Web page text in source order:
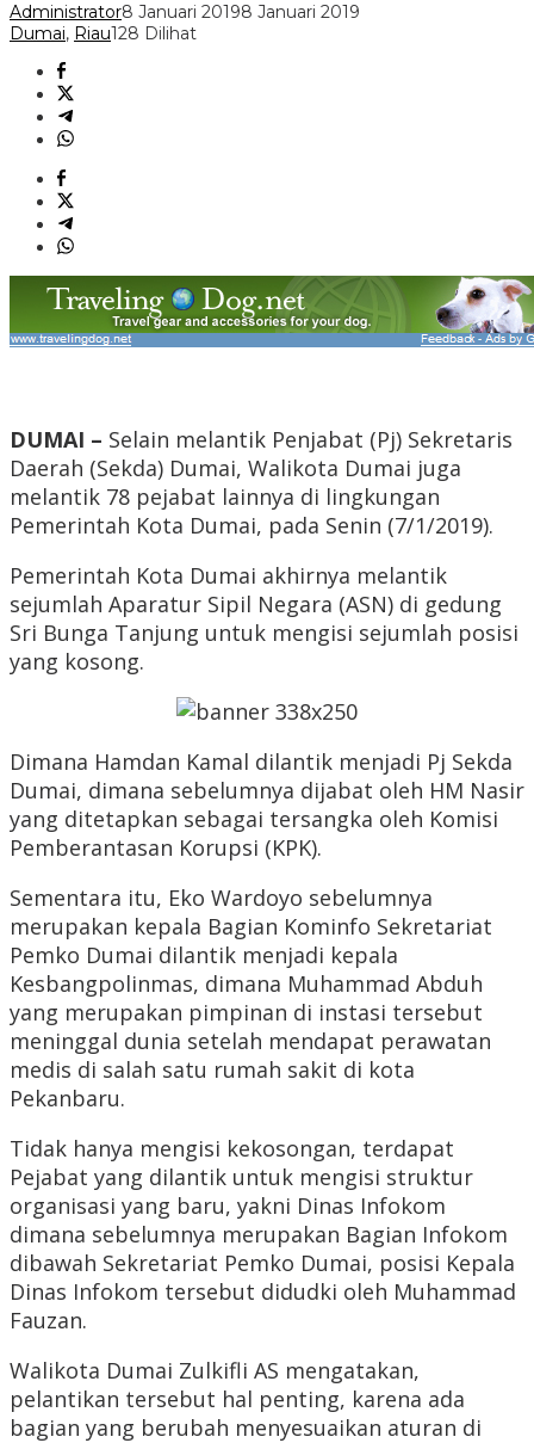
Administrator8 Januari 20198 Januari 2019
Dumai, Riau128 Dilihat
DUMAI – Selain melantik Penjabat (Pj) Sekretaris
Daerah (Sekda) Dumai, Walikota Dumai juga
melantik 78 pejabat lainnya di lingkungan
Pemerintah Kota Dumai, pada Senin (7/1/2019).
Pemerintah Kota Dumai akhirnya melantik
sejumlah Aparatur Sipil Negara (ASN) di gedung
Sri Bunga Tanjung untuk mengisi sejumlah posisi
yang kosong.
Dimana Hamdan Kamal dilantik menjadi Pj Sekda
Dumai, dimana sebelumnya dijabat oleh HM Nasir
yang ditetapkan sebagai tersangka oleh Komisi
Pemberantasan Korupsi (KPK).
Sementara itu, Eko Wardoyo sebelumnya
merupakan kepala Bagian Kominfo Sekretariat
Pemko Dumai dilantik menjadi kepala
Kesbangpolinmas, dimana Muhammad Abduh
yang merupakan pimpinan di instasi tersebut
meninggal dunia setelah mendapat perawatan
medis di salah satu rumah sakit di kota
Pekanbaru.
Tidak hanya mengisi kekosongan, terdapat
Pejabat yang dilantik untuk mengisi struktur
organisasi yang baru, yakni Dinas Infokom
dimana sebelumnya merupakan Bagian Infokom
dibawah Sekretariat Pemko Dumai, posisi Kepala
Dinas Infokom tersebut didudki oleh Muhammad
Fauzan.
Walikota Dumai Zulkifli AS mengatakan,
pelantikan tersebut hal penting, karena ada
bagian yang berubah menyesuaikan aturan di